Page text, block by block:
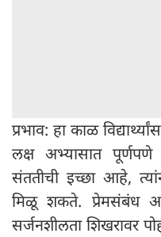
प्रभाव: हा काळ
लक्ष अभ्यासात पूर्णपणे
संततीची इच्छा आहे,
मिळू शकते. प्रेमसंबंध
सर्जनशीलता शिखरावर